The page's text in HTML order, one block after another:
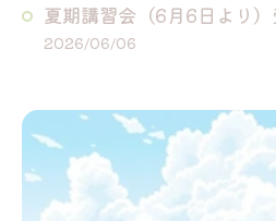
夏期講習会（6月6日より
2026/06/06